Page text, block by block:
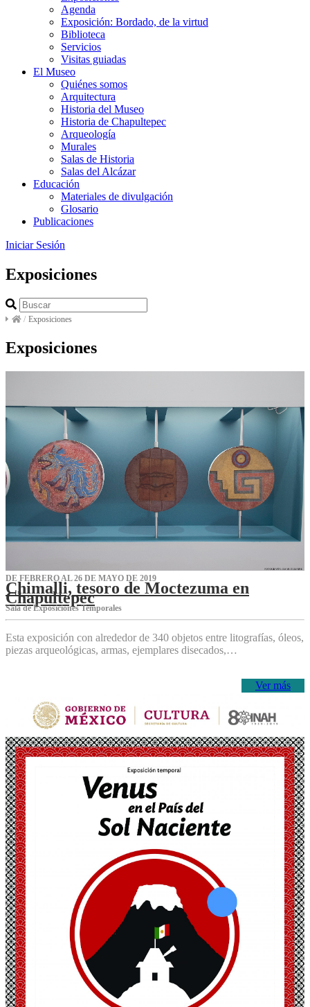
Agenda
Exposición: Bordado, de la virtud
Biblioteca
Servicios
Visitas guiadas
El Museo
Quiénes somos
Arquitectura
Historia del Museo
Historia de Chapultepec
Arqueología
Murales
Salas de Historia
Salas del Alcázar
Educación
Materiales de divulgación
Glosario
Publicaciones
Iniciar Sesión
Exposiciones
/ Exposiciones
Exposiciones
DE FEBRERO AL 26 DE MAYO DE 2019
Chimalli, tesoro de Moctezuma en
Chapultepec
Sala de Exposiciones Temporales
Esta exposición con alrededor de 340 objetos entre litografías, óleos,
piezas arqueológicas, armas, ejemplares disecados,…
Ver más